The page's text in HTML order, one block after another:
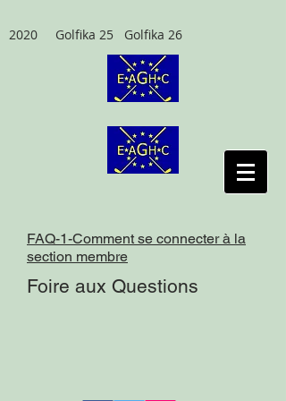
2020 Golfika 25 Golfika 26
FAQ-1-Comment se connecter à la
section membre
Foire aux Questions